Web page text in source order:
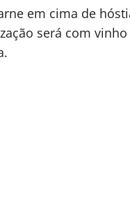
em cima de
será com